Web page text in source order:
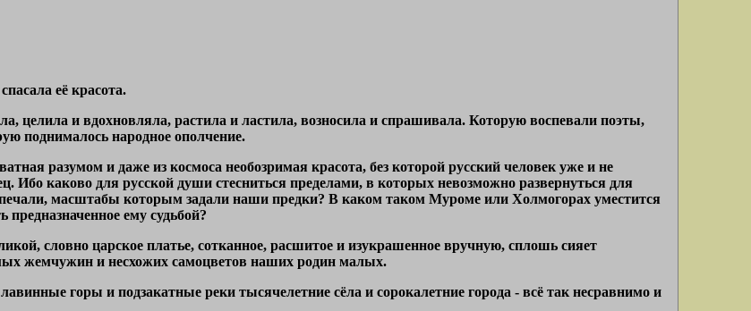
её красота.
целила и вдохновляла, растила и ластила, возносила и спрашивала. Которую воспевали поэты,
поднималось народное ополчение.
разумом и даже из космоса необозримая красота, без которой русский человек уже и не
Ибо каково для русской души стесниться пределами, в которых невозможно развернуться для
печали, масштабы которым задали наши предки? В каком таком Муроме или Холмогорах уместится
ему судьбой?
словно царское платье, сотканное, расшитое и изукрашенное вручную, сплошь сияет
жемчужин и несхожих самоцветов наших родин малых.
горы и подзакатные реки тысячелетние сёла и сорокалетние города - всё так несравнимо и